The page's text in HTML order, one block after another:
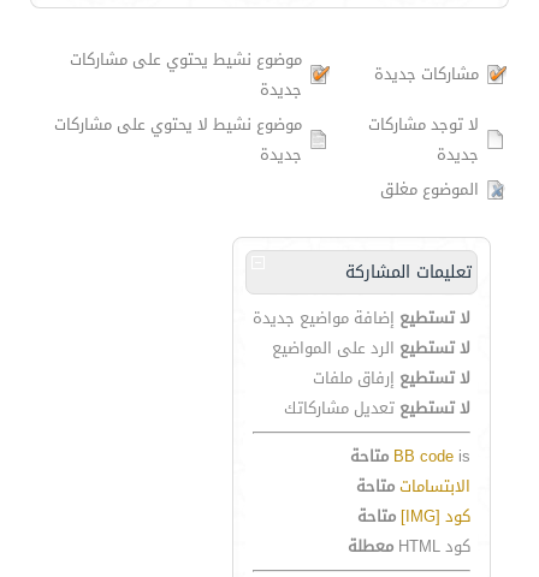
مشاركات جديدة
موضوع نشيط يحتوي على مشاركات
جديدة
لا توجد مشاركات
جديدة
موضوع نشيط لا يحتوي على مشاركات
جديدة
الموضوع مغلق
تعليمات المشاركة
لا تستطيع إضافة مواضيع جديدة
لا تستطيع الرد على المواضيع
لا تستطيع إرفاق ملفات
لا تستطيع تعديل مشاركاتك
BB code is
متاحة
الابتساماتمتاحة
كود [IMG]
متاحة
كود HTML
معطلة